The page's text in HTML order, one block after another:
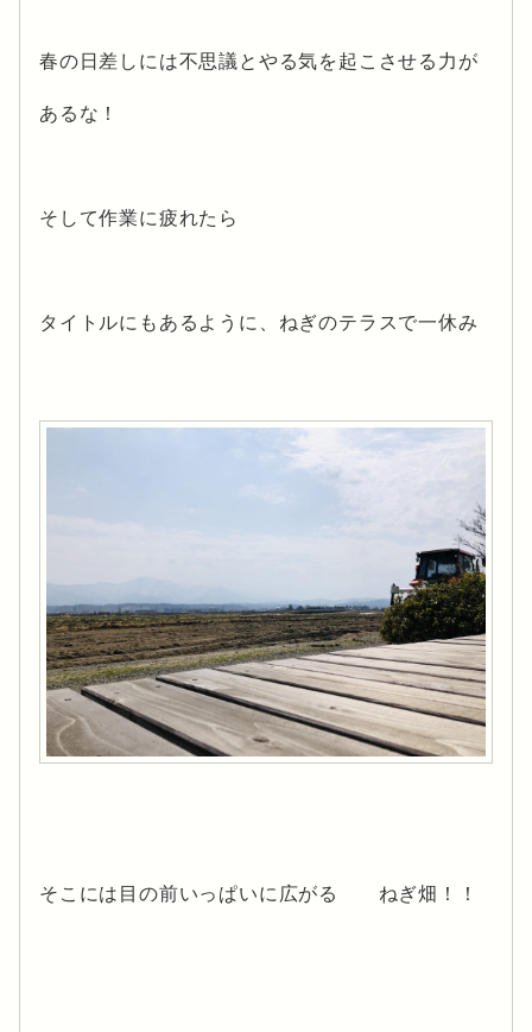
春の日差しには不思議とやる気を起こさせる力が
あるな！
そして作業に疲れたら
タイトルにもあるように、ねぎのテラスで一休み
そこには目の前いっぱいに広がる ねぎ畑！！